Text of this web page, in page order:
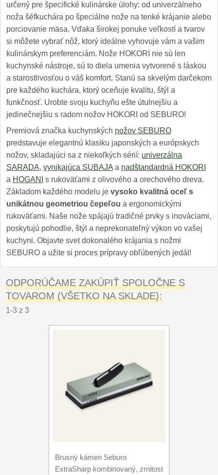
určený pre špecifické kulinárske úlohy: od univerzálneho
noža šéfkuchára po špeciálne nože na tenké krájanie alebo
porciovanie mäsa. Vďaka širokej ponuke veľkostí a tvarov
si môžete vybrať nôž, ktorý ideálne vyhovuje vám a vašim
kulinárskym preferenciám. Nože HOKORI nie sú len
kuchynské nástroje, sú to diela umenia vytvorené s láskou
a starostlivosťou o váš komfort. Stanú sa skvelým darčekom
pre každého kuchára, ktorý oceňuje kvalitu, štýl a
funkčnosť. Urobte svoju kuchyňu ešte útulnejšiu a
jedinečnejšiu s radom nožov HOKORI od SEBURO!
Premiová značka kuchynských nožov SEBURO
predstavuje elegantnú klasiku japonských a európskych
nožov, skladajúci sa z niekoľkých sérií: univerzálna
SARADA, vynikajúca SUBAJA a nadštandardná HOKORI
a HOGANI
s rukoväťami z olivového a orechového dreva.
Základom každého modelu je vysoko kvalitná oceľ s
unikátnou geometriou čepeľou a ergonomickými
rukoväťami. Naše nože spájajú tradičné prvky s inováciami,
poskytujú pohodlie, štýl a neprekonateľný výkon vo vašej
kuchyni. Objavte svet dokonalého krájania s nožmi
SEBURO a užite si proces prípravy obľúbených jedál!
ODPORÚČAME ZAKÚPIŤ SPOLOČNE S
TOVAROM (VŠETKO NA SKLADE):
1-3 z 3
Brusný kámen Seburo
ExtraSharp kombinovaný, zrnitost